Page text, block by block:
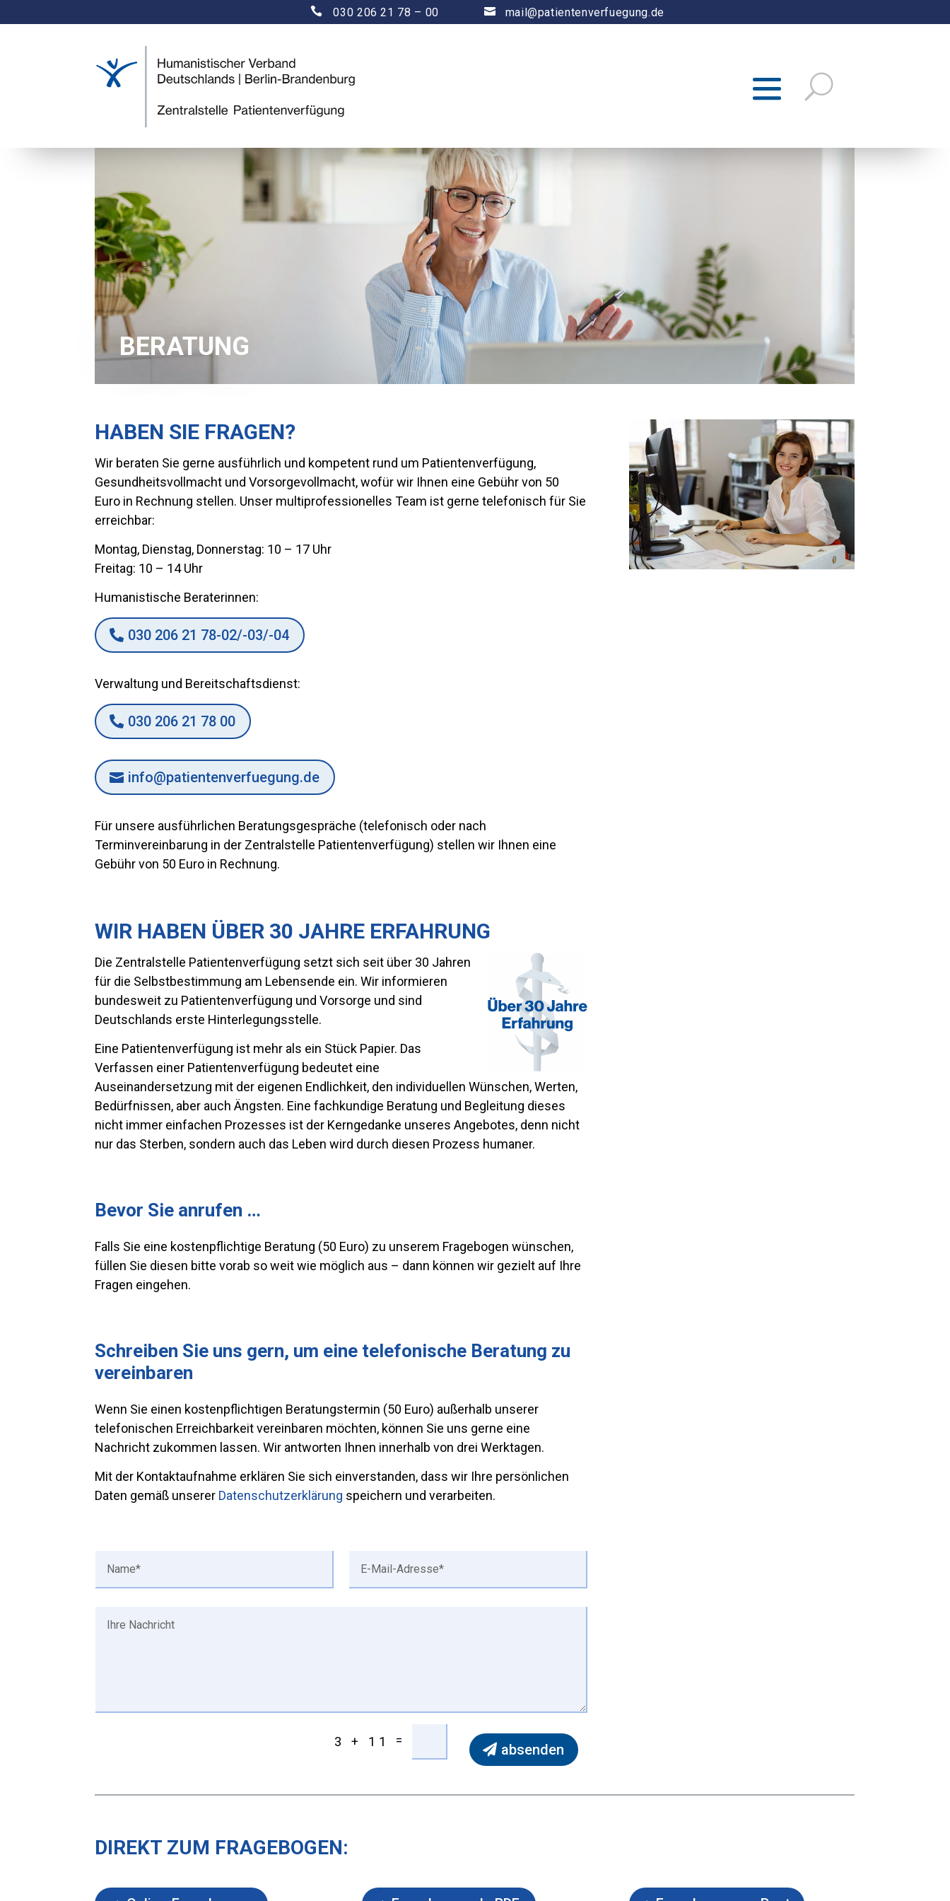
 030 206 21 78 – 00  mail@patientenverfuegung.de
BERATUNG
HABEN SIE FRAGEN?
Wir beraten Sie gerne ausführlich und kompetent rund um Patientenverfügung,
Gesundheitsvollmacht und Vorsorgevollmacht, wofür wir Ihnen eine Gebühr von 50
Euro in Rechnung stellen. Unser multiprofessionelles Team ist gerne telefonisch für Sie
erreichbar:
Montag, Dienstag, Donnerstag: 10 – 17 Uhr
Freitag: 10 – 14 Uhr
Humanistische Beraterinnen:
030 206 21 78-02/-03/-04
Verwaltung und Bereitschaftsdienst:
030 206 21 78 00
info@patientenverfuegung.de
Für unsere ausführlichen Beratungsgespräche (telefonisch oder nach
Terminvereinbarung in der Zentralstelle Patientenverfügung) stellen wir Ihnen eine
Gebühr von 50 Euro in Rechnung.
WIR HABEN ÜBER 30 JAHRE ERFAHRUNG
Die Zentralstelle Patientenverfügung setzt sich seit über 30 Jahren
für die Selbstbestimmung am Lebensende ein. Wir informieren
bundesweit zu Patientenverfügung und Vorsorge und sind
Deutschlands erste Hinterlegungsstelle.
Eine Patientenverfügung ist mehr als ein Stück Papier. Das
Verfassen einer Patientenverfügung bedeutet eine
Auseinandersetzung mit der eigenen Endlichkeit, den individuellen Wünschen, Werten,
Bedürfnissen, aber auch Ängsten. Eine fachkundige Beratung und Begleitung dieses
nicht immer einfachen Prozesses ist der Kerngedanke unseres Angebotes, denn nicht
nur das Sterben, sondern auch das Leben wird durch diesen Prozess humaner.
Bevor Sie anrufen …
Falls Sie eine kostenpflichtige Beratung (50 Euro) zu unserem Fragebogen wünschen,
füllen Sie diesen bitte vorab so weit wie möglich aus – dann können wir gezielt auf Ihre
Fragen eingehen.
Schreiben Sie uns gern, um eine telefonische Beratung zu
vereinbaren
Wenn Sie einen kostenpflichtigen Beratungstermin (50 Euro) außerhalb unserer
telefonischen Erreichbarkeit vereinbaren möchten, können Sie uns gerne eine
Nachricht zukommen lassen. Wir antworten Ihnen innerhalb von drei Werktagen.
Mit der Kontaktaufnahme erklären Sie sich einverstanden, dass wir Ihre persönlichen
Daten gemäß unserer Datenschutzerklärung speichern und verarbeiten.
3 + 11 =
absenden
DIREKT ZUM FRAGEBOGEN: